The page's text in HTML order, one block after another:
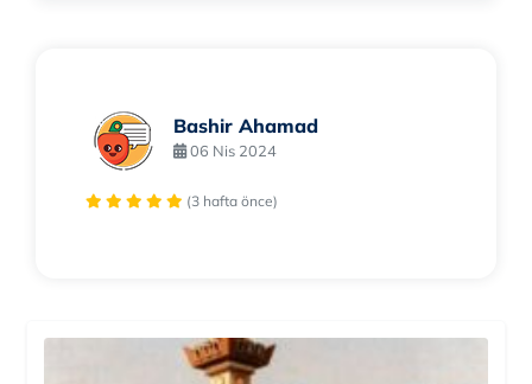
Bashir Ahamad
06 Nis 2024
(3 hafta önce)